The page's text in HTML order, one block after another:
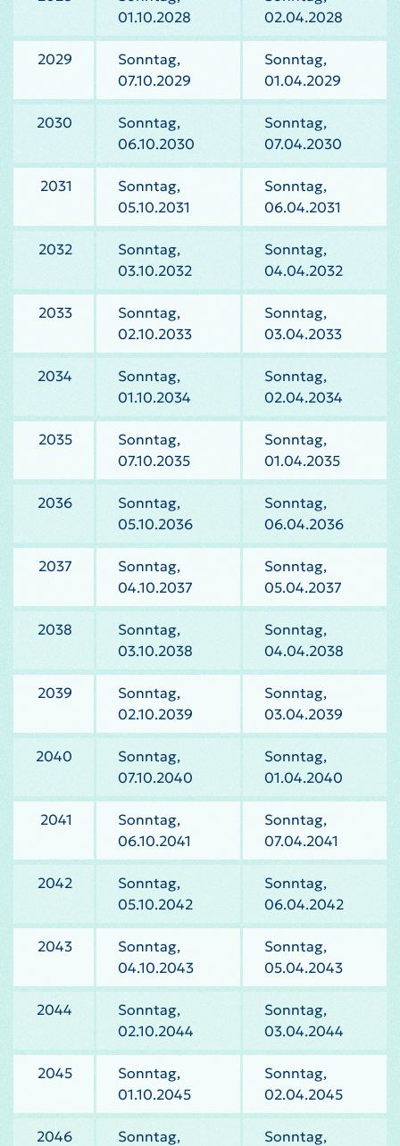
01.10.2028
02.04.2028
2029
Sonntag,
07.10.2029
Sonntag,
01.04.2029
2030
Sonntag,
06.10.2030
Sonntag,
07.04.2030
2031
Sonntag,
05.10.2031
Sonntag,
06.04.2031
2032
Sonntag,
03.10.2032
Sonntag,
04.04.2032
2033
Sonntag,
02.10.2033
Sonntag,
03.04.2033
2034
Sonntag,
01.10.2034
Sonntag,
02.04.2034
2035
Sonntag,
07.10.2035
Sonntag,
01.04.2035
2036
Sonntag,
05.10.2036
Sonntag,
06.04.2036
2037
Sonntag,
04.10.2037
Sonntag,
05.04.2037
2038
Sonntag,
03.10.2038
Sonntag,
04.04.2038
2039
Sonntag,
02.10.2039
Sonntag,
03.04.2039
2040
Sonntag,
07.10.2040
Sonntag,
01.04.2040
2041
Sonntag,
06.10.2041
Sonntag,
07.04.2041
2042
Sonntag,
05.10.2042
Sonntag,
06.04.2042
2043
Sonntag,
04.10.2043
Sonntag,
05.04.2043
2044
Sonntag,
02.10.2044
Sonntag,
03.04.2044
2045
Sonntag,
01.10.2045
Sonntag,
02.04.2045
2046
Sonntag,
Sonntag,